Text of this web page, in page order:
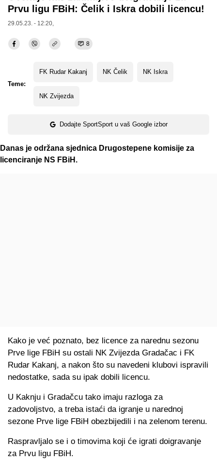
Prvu ligu FBiH: Čelik i Iskra dobili licencu!
29.05.23. - 12:20,
8
Teme:
FK Rudar Kakanj NK Čelik NK Iskra
NK Zvijezda
Dodajte SportSport u vaš Google izbor
Danas je održana sjednica Drugostepene komisije za
licenciranje NS FBiH.
Kako je već poznato, bez licence za narednu sezonu
Prve lige FBiH su ostali NK Zvijezda Gradačac i FK
Rudar Kakanj, a nakon što su navedeni klubovi ispravili
nedostatke, sada su ipak dobili licencu.
U Kaknju i Gradačcu tako imaju razloga za
zadovoljstvo, a treba istaći da igranje u narednoj
sezone Prve lige FBiH obezbijedili i na zelenom terenu.
Raspravljalo se i o timovima koji će igrati doigravanje
za Prvu ligu FBiH.